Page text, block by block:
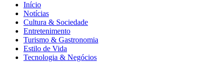
Início
Notícias
Cultura & Sociedade
Entretenimento
Turismo & Gastronomia
Estilo de Vida
Tecnologia & Negócios